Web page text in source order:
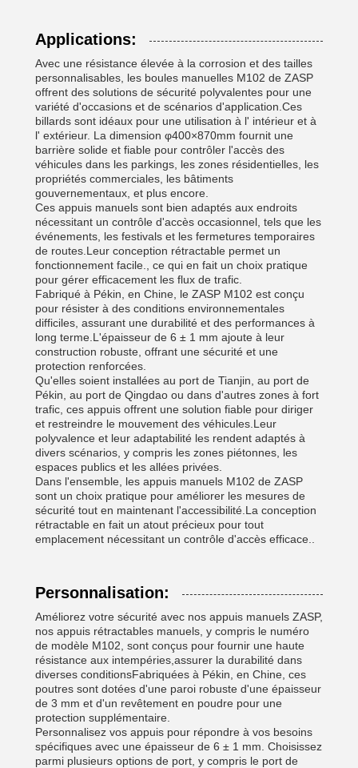
Applications:
Avec une résistance élevée à la corrosion et des tailles
personnalisables, les boules manuelles M102 de ZASP
offrent des solutions de sécurité polyvalentes pour une
variété d'occasions et de scénarios d'application.Ces
billards sont idéaux pour une utilisation à l' intérieur et à
l' extérieur. La dimension φ400×870mm fournit une
barrière solide et fiable pour contrôler l'accès des
véhicules dans les parkings, les zones résidentielles, les
propriétés commerciales, les bâtiments
gouvernementaux, et plus encore.
Ces appuis manuels sont bien adaptés aux endroits
nécessitant un contrôle d'accès occasionnel, tels que les
événements, les festivals et les fermetures temporaires
de routes.Leur conception rétractable permet un
fonctionnement facile., ce qui en fait un choix pratique
pour gérer efficacement les flux de trafic.
Fabriqué à Pékin, en Chine, le ZASP M102 est conçu
pour résister à des conditions environnementales
difficiles, assurant une durabilité et des performances à
long terme.L'épaisseur de 6 ± 1 mm ajoute à leur
construction robuste, offrant une sécurité et une
protection renforcées.
Qu'elles soient installées au port de Tianjin, au port de
Pékin, au port de Qingdao ou dans d'autres zones à fort
trafic, ces appuis offrent une solution fiable pour diriger
et restreindre le mouvement des véhicules.Leur
polyvalence et leur adaptabilité les rendent adaptés à
divers scénarios, y compris les zones piétonnes, les
espaces publics et les allées privées.
Dans l'ensemble, les appuis manuels M102 de ZASP
sont un choix pratique pour améliorer les mesures de
sécurité tout en maintenant l'accessibilité.La conception
rétractable en fait un atout précieux pour tout
emplacement nécessitant un contrôle d'accès efficace..
Personnalisation:
Améliorez votre sécurité avec nos appuis manuels ZASP,
nos appuis rétractables manuels, y compris le numéro
de modèle M102, sont conçus pour fournir une haute
résistance aux intempéries,assurer la durabilité dans
diverses conditionsFabriquées à Pékin, en Chine, ces
poutres sont dotées d'une paroi robuste d'une épaisseur
de 3 mm et d'un revêtement en poudre pour une
protection supplémentaire.
Personnalisez vos appuis pour répondre à vos besoins
spécifiques avec une épaisseur de 6 ± 1 mm. Choisissez
parmi plusieurs options de port, y compris le port de